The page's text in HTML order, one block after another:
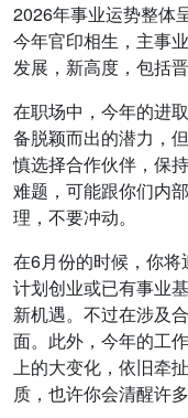
2026年事业运势整体
今年官印相生，主事
发展，新高度，包括
在职场中，今年的进
备脱颖而出的潜力，
慎选择合作伙伴，保
难题，可能跟你们内
理，不要冲动。
在6月份的时候，你
计划创业或已有事业
新机遇。不过在涉及
面。此外，今年的工
上的大变化，依旧牵
质，也许你会清醒许多